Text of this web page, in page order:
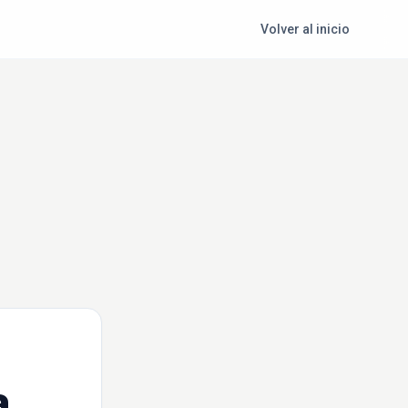
Volver al inicio